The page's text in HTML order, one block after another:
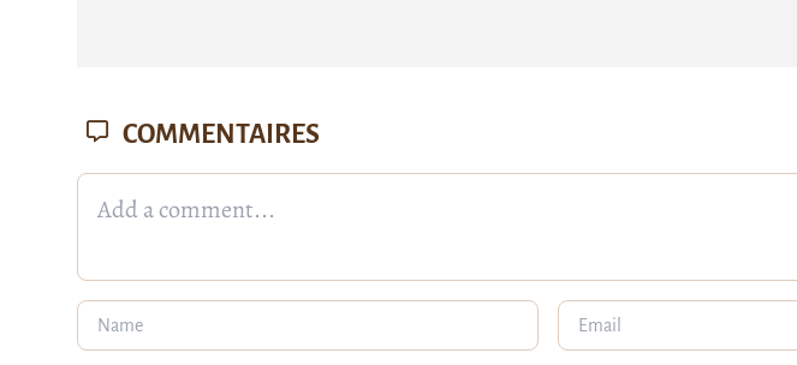
COMMENTAIRES